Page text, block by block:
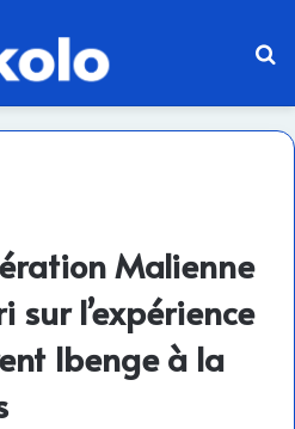
Malienne
l’expérience
Ibenge à la